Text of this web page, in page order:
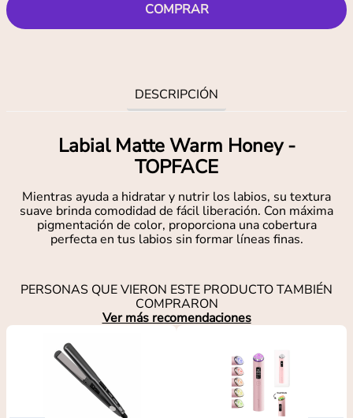
COMPRAR
DESCRIPCIÓN
Labial Matte Warm Honey -
TOPFACE
Mientras ayuda a hidratar y nutrir los labios, su textura
suave brinda comodidad de fácil liberación. Con máxima
pigmentación de color, proporciona una cobertura
perfecta en tus labios sin formar líneas finas.
PERSONAS QUE VIERON ESTE PRODUCTO TAMBIÉN
COMPRARON
Ver más recomendaciones